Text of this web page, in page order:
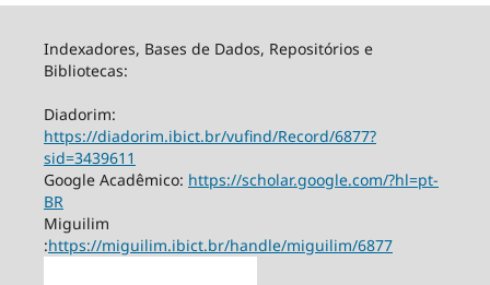
Indexadores, Bases de Dados, Repositórios e
Bibliotecas:
Diadorim:
https://diadorim.ibict.br/vufind/Record/6877?
sid=3439611
Google Acadêmico: https://scholar.google.com/?hl=pt-
BR
Miguilim
:https://miguilim.ibict.br/handle/miguilim/6877